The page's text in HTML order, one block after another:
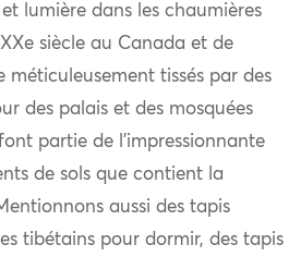
lumière dans les chaumières
siècle au Canada et de
méticuleusement tissés par des
des palais et des mosquées
partie de l’impressionnante
de sols que contient la
aussi des tapis
tibétains pour dormir, des tapis